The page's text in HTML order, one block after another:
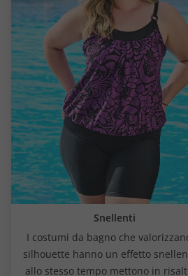
Snellenti
I costumi da bagno che
silhouette hanno un effetto
allo stesso tempo mettono in